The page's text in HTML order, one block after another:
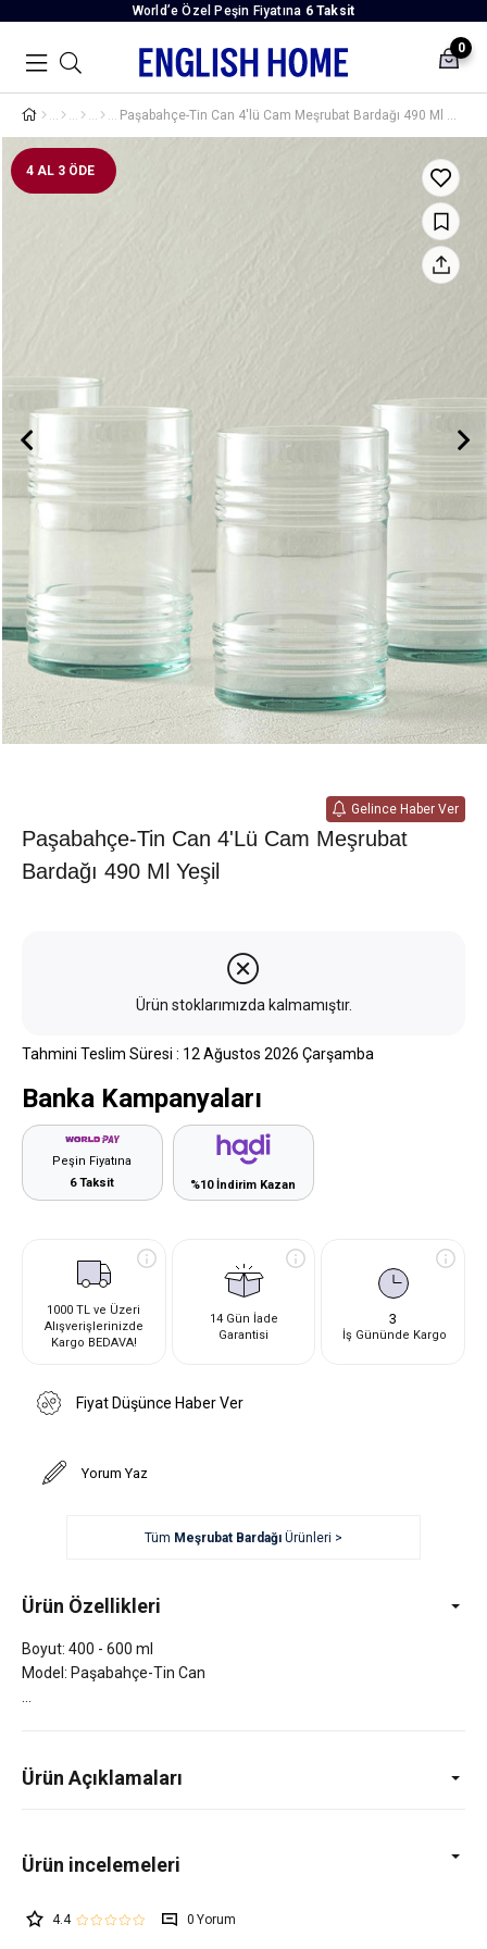
World’e Özel Peşin Fiyatına 6 Taksit
0
Paşabahçe-Tin Can 4'lü Cam Meşrubat Bardağı 490 Ml Yeşil
4 AL 3 ÖDE
Gelince Haber Ver
Paşabahçe-Tin Can 4'lü Cam Meşrubat
Bardağı 490 Ml Yeşil
Ürün stoklarımızda kalmamıştır.
Tahmini Teslim Süresi : 12 Ağustos 2026 Çarşamba
Banka Kampanyaları
Peşin Fiyatına
6 Taksit
%10 İndirim Kazan
1000 TL ve Üzeri
Alışverişlerinizde
Kargo BEDAVA!
14 Gün İade
Garantisi
3
İş Gününde Kargo
Fiyat Düşünce Haber Ver
Yorum Yaz
Tüm Meşrubat BardağıÜrünleri >
Ürün Özellikleri
Boyut: 400 - 600 ml
Model: Paşabahçe-Tin Can
Ürün Açıklamaları
4.4 0